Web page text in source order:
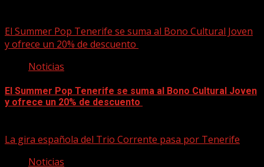
El Summer Pop Tenerife se suma al Bono Cultural Joven
y ofrece un 20% de descuento
Noticias
El Summer Pop Tenerife se suma al Bono Cultural Joven
y ofrece un 20% de descuento
La gira española del Trio Corrente pasa por Tenerife
Noticias